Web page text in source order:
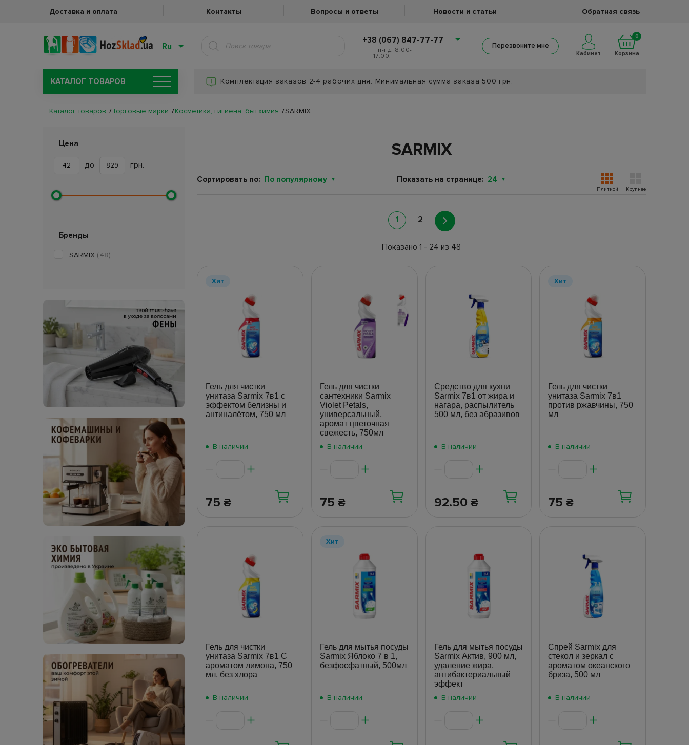
Доставка и оплата Контакты Вопросы и ответы Новости и статьи Обратная связь
Ru
+38 (067) 847-77-77
Пн-нд: 8:00-
17:00.
Перезвоните мне
Кабинет
0
Корзина
КАТАЛОГ ТОВАРОВ Комплектация заказов 2-4 рабочих дня. Минимальная сумма заказа 500 грн.
Каталог товаров Торговые марки Косметика, гигиена, быт.химия SARMIX
Цена
до грн.
Бренды
SARMIX (48)
SARMIX
Сортировать по: По популярному Показать на странице: 24
Плиткой Крупнее
1 2
Показано 1 - 24 из 48
Хит
Гель для чистки
унитаза Sarmix 7в1 с
эффектом белизны и
антиналётом, 750 мл
В наличии
75 ₴
Гель для чистки
сантехники Sarmix
Violet Petals,
универсальный,
аромат цветочная
свежесть, 750мл
В наличии
75 ₴
Средство для кухни
Sarmix 7в1 от жира и
нагара, распылитель
500 мл, без абразивов
В наличии
92.50 ₴
Хит
Гель для чистки
унитаза Sarmix 7в1
против ржавчины, 750
мл
В наличии
75₴
Гель для чистки
унитаза Sarmix 7в1 С
ароматом лимона, 750
мл, без хлора
В наличии
Хит
Гель для мытья посуды
Sarmix Яблоко 7 в 1,
безфосфатный, 500мл
В наличии
Гель для мытья посуды
Sarmix Актив, 900 мл,
удаление жира,
антибактериальный
эффект
В наличии
Спрей Sarmix для
стекол и зеркал с
ароматом океанского
бриза, 500 мл
В наличии